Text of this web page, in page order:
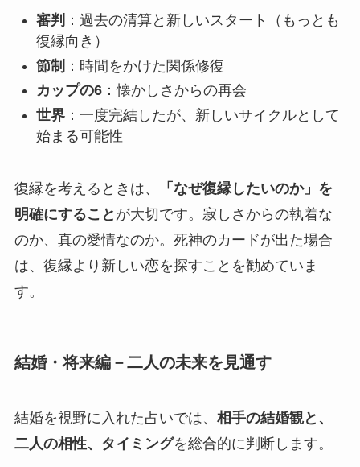
審判 ：過去の清算と新しいスタート（もっとも
復縁向き）
節制 ：時間をかけた関係修復
カップの6：懐かしさからの再会
世界：一度完結したが、新しいサイクルとして
始まる可能性
復縁を考えるときは、
「なぜ復縁したいのか」を
明確にすること が大切です。寂しさからの執着な
のか、真の愛情なのか。死神のカードが出た場合
は、復縁より新しい恋を探すことを勧めていま
す。
結婚・将来編－二人の未来を見通す
結婚を視野に入れた占いでは、 相手の結婚観と、
二人の相性、タイミングを総合的に判断します。